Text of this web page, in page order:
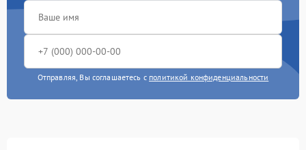
Отправляя, Вы соглашаетесь с политикой конфиденциальности